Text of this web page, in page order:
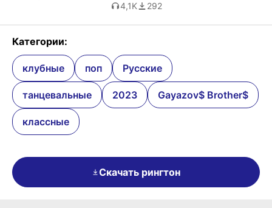
4,1K 292
Категории:
клубные поп Русские
танцевальные 2023 Gayazov$ Brother$
классные
Скачать рингтон